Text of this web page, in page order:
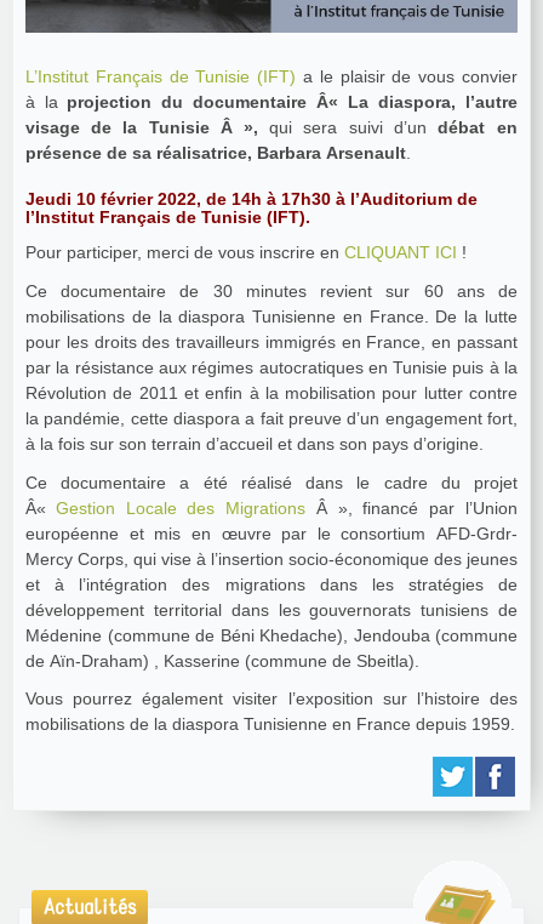
L’Institut Français de Tunisie (IFT) a le plaisir de vous convier
à la projection du documentaire Â« La diaspora, l’autre
visage de la Tunisie Â », qui sera suivi d’un débat en
présence de sa réalisatrice, Barbara Arsenault
Jeudi 10 février 2022, de 14h à 17h30 à l’Auditorium de
l’Institut Français de Tunisie (IFT).
Pour participer, merci de vous inscrire en CLIQUANT ICI !
Ce documentaire de 30 minutes revient sur 60 ans de
mobilisations de la diaspora Tunisienne en France. De la lutte
pour les droits des travailleurs immigrés en France, en passant
par la résistance aux régimes autocratiques en Tunisie puis à la
Révolution de 2011 et enfin à la mobilisation pour lutter contre
la pandémie, cette diaspora a fait preuve d’un engagement fort,
à la fois sur son terrain d’accueil et dans son pays d’origine.
Ce documentaire a été réalisé dans le cadre du projet
Â« Gestion Locale des Migrations Â », financé par l’Union
européenne et mis en œuvre par le consortium AFD-Grdr-
Mercy Corps, qui vise à l’insertion socio-économique des jeunes
et à l’intégration des migrations dans les stratégies de
développement territorial dans les gouvernorats tunisiens de
Médenine (commune de Béni Khedache), Jendouba (commune
de Aïn-Draham) , Kasserine (commune de Sbeitla).
Vous pourrez également visiter l’exposition sur l’histoire des
mobilisations de la diaspora Tunisienne en France depuis 1959.
Actualités